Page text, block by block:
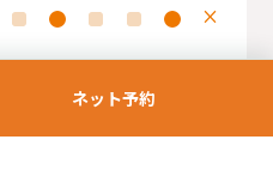
×
ネット予約